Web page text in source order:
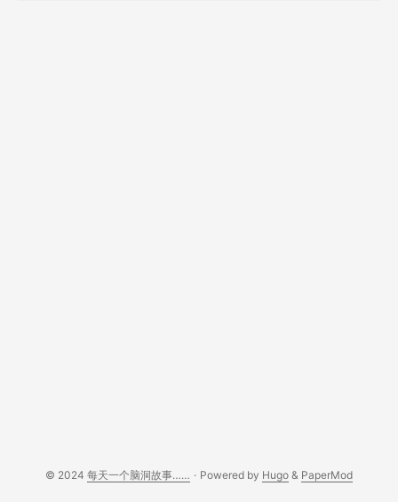
© 2024 每天一个脑洞故事…… · Powered by Hugo & PaperMod